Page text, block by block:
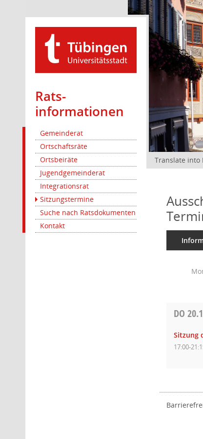
Rats­
informationen
Gemeinderat
Ortschaftsräte
Ortsbeiräte
Jugendgemeinderat
Integrationsrat
Sitzungstermine
Suche nach Ratsdokumenten
Kontakt
Translate into
DO
Sitzung
17:00-